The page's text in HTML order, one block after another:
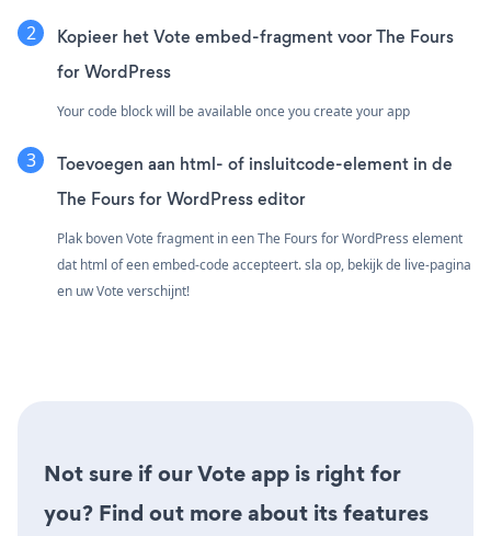
Kopieer het Vote embed-fragment voor The Fours
for WordPress
Your code block will be available once you create your app
Toevoegen aan html- of insluitcode-element in de
The Fours for WordPress editor
Plak boven Vote fragment in een The Fours for WordPress element
dat html of een embed-code accepteert. sla op, bekijk de live-pagina
en uw Vote verschijnt!
Not sure if our Vote app is right for
you? Find out more about its features